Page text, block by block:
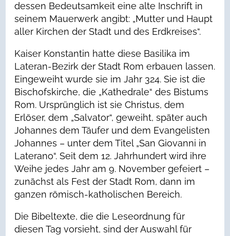
dessen Bedeutsamkeit eine alte Inschrift in
seinem Mauerwerk angibt: „Mutter und Haupt
aller Kirchen der Stadt und des Erdkreises“.
Kaiser Konstantin hatte diese Basilika im
Lateran-Bezirk der Stadt Rom erbauen lassen.
Eingeweiht wurde sie im Jahr 324. Sie ist die
Bischofskirche, die „Kathedrale“ des Bistums
Rom. Ursprünglich ist sie Christus, dem
Erlöser, dem „Salvator“, geweiht, später auch
Johannes dem Täufer und dem Evangelisten
Johannes – unter dem Titel „San Giovanni in
Laterano“. Seit dem 12. Jahrhundert wird ihre
Weihe jedes Jahr am 9. November gefeiert –
zunächst als Fest der Stadt Rom, dann im
ganzen römisch-katholischen Bereich.
Die Bibeltexte, die die Leseordnung für
diesen Tag vorsieht, sind der Auswahl für